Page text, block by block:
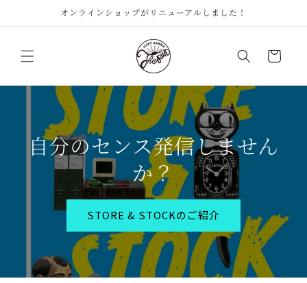
オンラインショップがリニューアルしました！
ー
自分のセンス発信しません
か？
STORE & STOCKのご紹介